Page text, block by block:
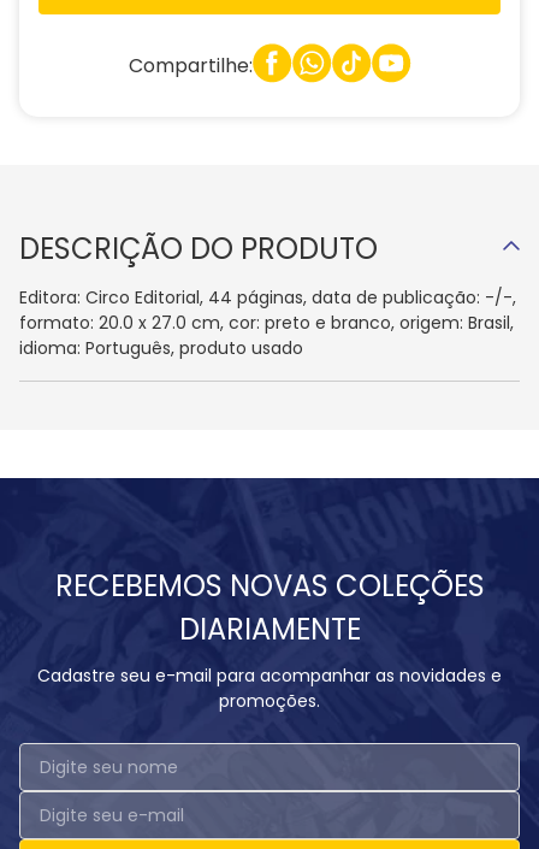
Compartilhe:
DESCRIÇÃO DO PRODUTO
Editora: Circo Editorial, 44 páginas, data de publicação: -/-,
formato: 20.0 x 27.0 cm, cor: preto e branco, origem: Brasil,
idioma: Português, produto usado
RECEBEMOS NOVAS COLEÇÕES
DIARIAMENTE
Cadastre seu e-mail para acompanhar as novidades e
promoções.